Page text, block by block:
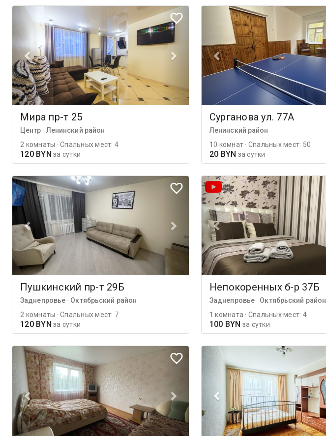
Мира пр-т 25
Центр · Ленинский район
2 комнаты · Спальных мест: 4
120 BYN за сутки
Сурганова ул. 77А
Ленинский район
10 комнат · Спальных мест: 50
20 BYN за сутки
Пушкинский пр-т 29Б
Заднепровье · Октябрьский район
2 комнаты · Спальных мест: 7
120 BYN за сутки
Непокоренных б-р 37Б
Заднепровье · Октябрьский район
1 комната · Спальных мест: 4
100 BYN за сутки